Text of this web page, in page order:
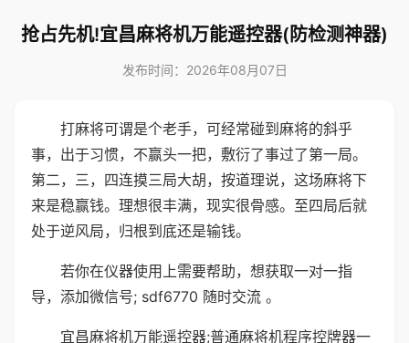
抢占先机!宜昌麻将机万能遥控器(防检测神器)
发布时间：2026年08月07日
打麻将可谓是个老手，可经常碰到麻将的斜乎
事，出于习惯，不赢头一把，敷衍了事过了第一局。
第二，三，四连摸三局大胡，按道理说，这场麻将下
来是稳赢钱。理想很丰满，现实很骨感。至四局后就
处于逆风局，归根到底还是输钱。
若你在仪器使用上需要帮助，想获取一对一指
导，添加微信号; sdf6770 随时交流 。
宜昌麻将机万能遥控器;普通麻将机程序控牌器一